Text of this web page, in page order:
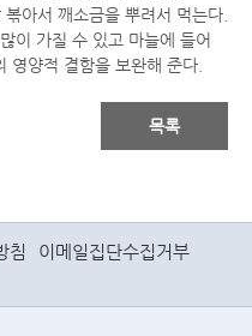
아서 깨소금을 뿌려서 먹는다.
이 가질 수 있고 마늘에 들어
영양적 결함을 보완해 준다.
목록
침
이메일집단수집거부